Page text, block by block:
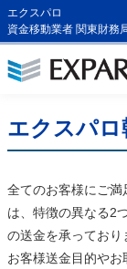
エクスパロ
資金移動業者 関東財務
エクスパロ
全てのお客様にご
は、特徴の異なる2
の送金を承っており
お客様送金目的やお